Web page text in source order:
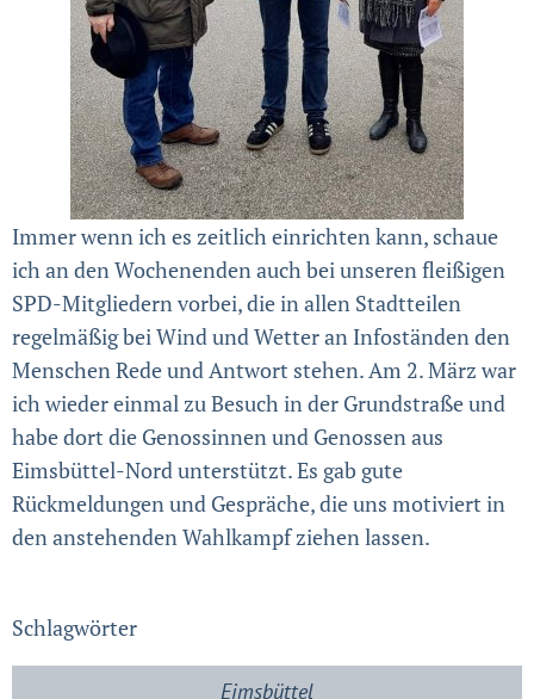
Immer wenn ich es zeitlich einrichten kann, schaue
ich an den Wochenenden auch bei unseren fleißigen
SPD-Mitgliedern vorbei, die in allen Stadtteilen
regelmäßig bei Wind und Wetter an Infoständen den
Menschen Rede und Antwort stehen. Am 2. März war
ich wieder einmal zu Besuch in der Grundstraße und
habe dort die Genossinnen und Genossen aus
Eimsbüttel-Nord unterstützt. Es gab gute
Rückmeldungen und Gespräche, die uns motiviert in
den anstehenden Wahlkampf ziehen lassen.
Schlagwörter
Eimsbüttel